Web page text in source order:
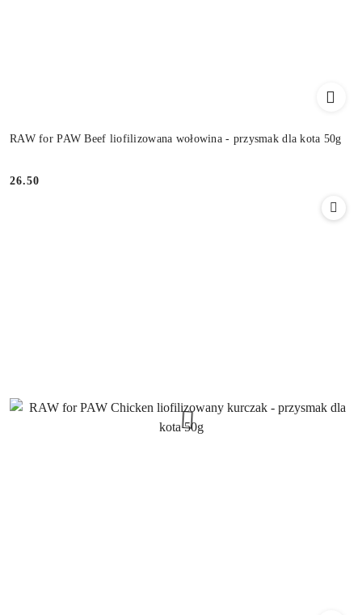
RAW for PAW Beef liofilizowana wołowina - przysmak dla kota 50g
Cena:
26.50